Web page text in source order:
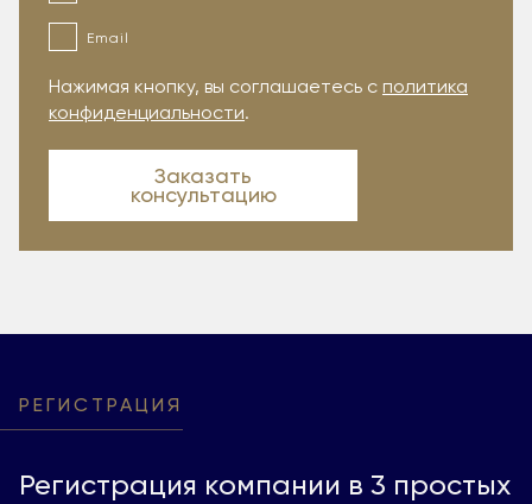
Email
Нажимая кнопку, вы соглашаетесь с политика
конфиденциальности.
Заказать
консультацию
РЕГИСТРАЦИЯ
Регистрация компании в 3 простых